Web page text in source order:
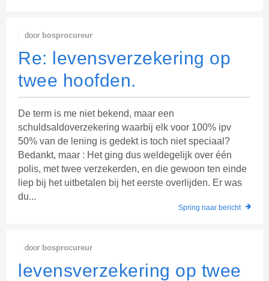
door bosprocureur
Re: levensverzekering op
twee hoofden.
De term is me niet bekend, maar een
schuldsaldoverzekering waarbij elk voor 100% ipv
50% van de lening is gedekt is toch niet speciaal?
Bedankt, maar : Het ging dus weldegelijk over één
polis, met twee verzekerden, en die gewoon ten einde
liep bij het uitbetalen bij het eerste overlijden. Er was
du...
Spring naar bericht
door bosprocureur
levensverzekering op twee